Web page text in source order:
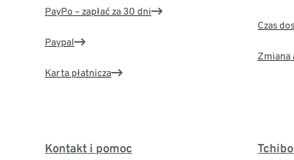
PayPo – zapłać za 30 dni
Paypal
Karta płatnicza
Czas
Zmiana
Kontakt i pomoc